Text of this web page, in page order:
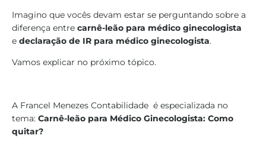
Imagino que vocês devam estar se perguntando sobre a
diferença entre carnê-leão para médico ginecologista
e declaração de IR para médico ginecologista.
Vamos explicar no próximo tópico.
A Francel Menezes Contabilidade é especializada no
tema: Carnê-leão para Médico Ginecologista: Como
quitar?